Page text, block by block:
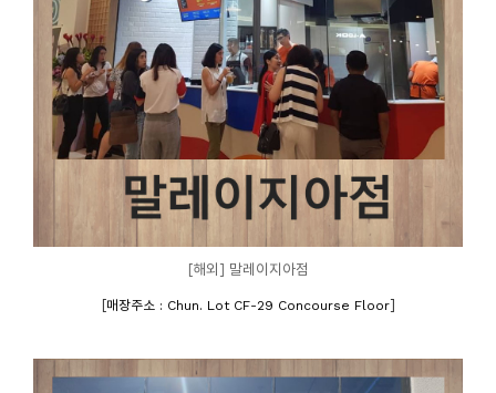
[해외] 말레이지아점
[매장주소 : Chun. Lot CF-29 Concourse Floor]